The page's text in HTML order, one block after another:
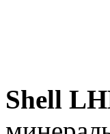
Shell